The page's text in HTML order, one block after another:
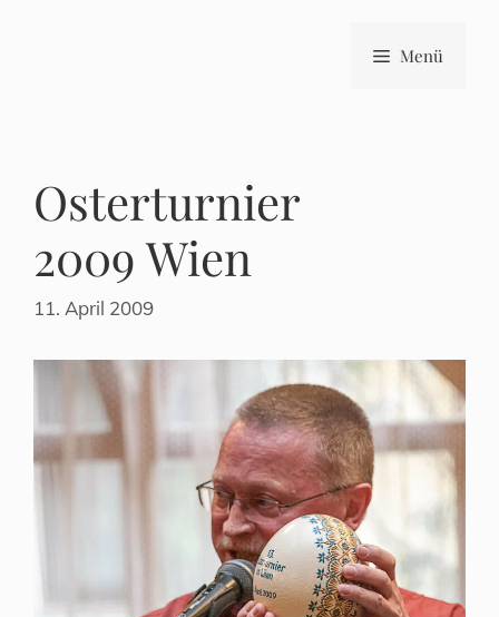
Menü
Osterturnier
2009 Wien
11. April 2009